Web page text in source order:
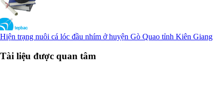
Hiện trạng nuôi cá lóc đầu nhím ở huyện Gò Quao tỉnh Kiên Giang
Tài liệu được quan tâm